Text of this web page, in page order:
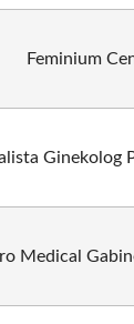
Feminium
Ginekolog
Medical